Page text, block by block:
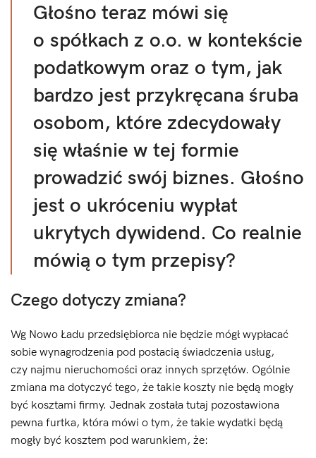
Głośno teraz mówi się
o spółkach z o.o. w kontekście
podatkowym oraz o tym, jak
bardzo jest przykręcana śruba
osobom, które zdecydowały
się właśnie w tej formie
prowadzić swój biznes. Głośno
jest o ukróceniu wypłat
ukrytych dywidend. Co realnie
mówią o tym przepisy?
Czego dotyczy zmiana?
Wg Nowo Ładu przedsiębiorca nie będzie mógł wypłacać
sobie wynagrodzenia pod postacią świadczenia usług,
czy najmu nieruchomości oraz innych sprzętów. Ogólnie
zmiana ma dotyczyć tego, że takie koszty nie będą mogły
być kosztami firmy. Jednak została tutaj pozostawiona
pewna furtka, która mówi o tym, że takie wydatki będą
mogły być kosztem pod warunkiem, że: